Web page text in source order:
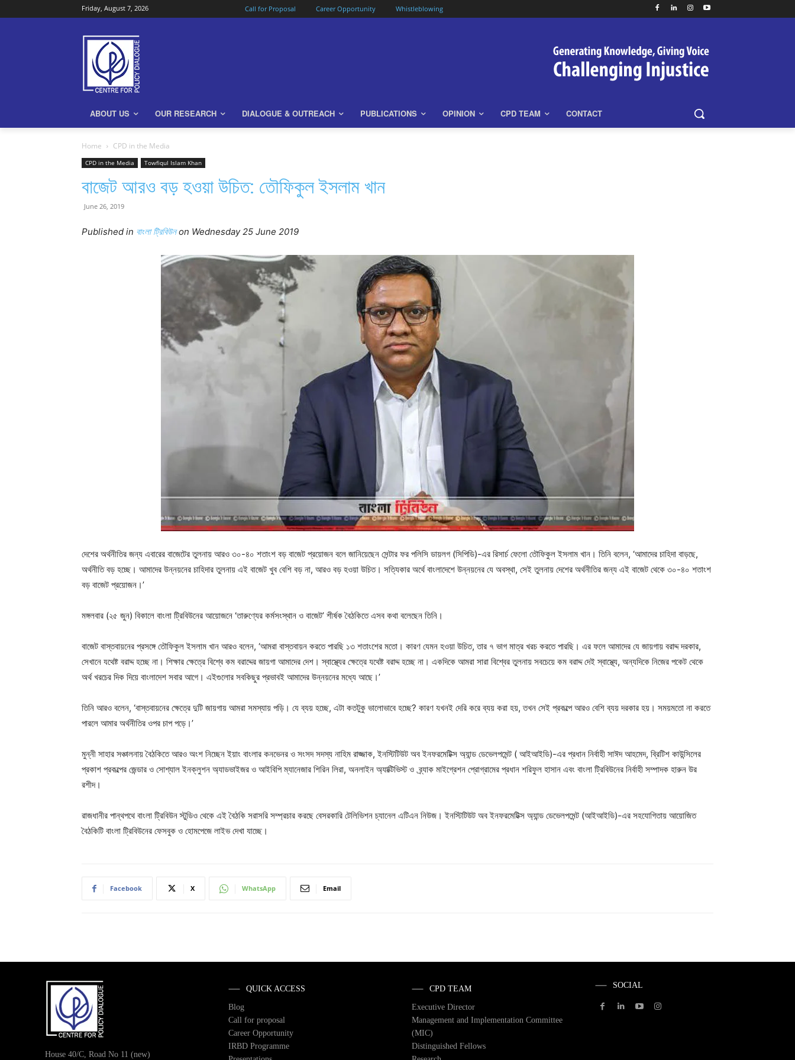
Friday, August 7, 2026 Call for Proposal Career Opportunity Whistleblowing
ABOUT US OUR RESEARCH DIALOGUE & OUTREACH PUBLICATIONS OPINION CPD TEAM CONTACT
Home CPD in the Media
CPD in the Media Towfiqul Islam Khan
বাজেট আরও বড় হওয়া উচিত: তৌফিকুল ইসলাম খান
June 26, 2019
Published in বাংলা ট্রিবিউনon Wednesday 25 June 2019
দেশের অর্থনীতির জন্য এবারের বাজেটের তুলনায় আরও ৩০-৪০ শতাংশ বড় বাজেট প্রয়োজন বলে জানিয়েছেন সেন্টার ফর পলিসি ডায়লগ (সিপিডি)-এর রিসার্চ ফেলো তৌফিকুল ইসলাম খান। তিনি বলেন, ‘আমাদের চাহিদা বাড়ছে,
অর্থনীতি বড় হচ্ছে। আমাদের উন্নয়নের চাহিদার তুলনায় এই বাজেট খুব বেশি বড় না, আরও বড় হওয়া উচিত। সত্যিকার অর্থে বাংলাদেশে উন্নয়নের যে অবস্থা, সেই তুলনায় দেশের অর্থনীতির জন্য এই বাজেট থেকে ৩০-৪০ শতাংশ
বড় বাজেট প্রয়োজন।’
মঙ্গলবার (২৫ জুন) বিকালে বাংলা ট্রিবিউনের আয়োজনে ‘তারুণ্যের কর্মসংস্থান ও বাজেট’ শীর্ষক বৈঠকিতে এসব কথা বলেছেন তিনি।
বাজেট বাস্তবায়নের প্রসঙ্গে তৌফিকুল ইসলাম খান আরও বলেন, ‘আমরা বাস্তবায়ন করতে পারছি ১৩ শতাংশের মতো। কারণ যেমন হওয়া উচিত, তার ৭ ভাগ মাত্র খরচ করতে পারছি। এর ফলে আমাদের যে জায়গায় বরাদ্দ দরকার,
সেখানে যথেষ্ট বরাদ্দ হচ্ছে না। শিক্ষার ক্ষেত্রে বিশ্বে কম বরাদ্দের জায়গা আমাদের দেশ। স্বাস্থ্যের ক্ষেত্রে যথেষ্ট বরাদ্দ হচ্ছে না। একদিকে আমরা সারা বিশ্বের তুলনায় সবচেয়ে কম বরাদ্দ দেই স্বাস্থ্যে, অন্যদিকে নিজের পকেট থেকে
অর্থ খরচের দিক দিয়ে বাংলাদেশ সবার আগে। এইগুলোর সবকিছুর প্রভাবই আমাদের উন্নয়নের মধ্যে আছে।’
তিনি আরও বলেন, ‘বাস্তবায়নের ক্ষেত্রে দুটি জায়গায় আমরা সমস্যায় পড়ি। যে ব্যয় হচ্ছে, এটা কতটুকু ভালোভাবে হচ্ছে? কারণ যখনই দেরি করে ব্যয় করা হয়, তখন সেই প্রকল্পে আরও বেশি ব্যয় দরকার হয়। সময়মতো না করতে
পারলে আমার অর্থনীতির ওপর চাপ পড়ে।’
মুন্নী সাহার সঞ্চালনায় বৈঠকিতে আরও অংশ নিচ্ছেন ইয়াং বাংলার কনভেনর ও সংসদ সদস্য নাহিম রাজ্জাক, ইনস্টিটিউট অব ইনফরমেটিক্স অ্যান্ড ডেভেলপমেন্ট ( আইআইডি)-এর প্রধান নির্বাহী সাঈদ আহমেদ, ব্রিটিশ কাউন্সিলের
প্রকাশ প্রকল্পের জেন্ডার ও সোশ্যাল ইনক্লুশন অ্যাডভাইজর ও আইবিপি ম্যানেজার শিরিন লিরা, অনলাইন অ্যাক্টিভিস্ট ও ব্র্যাক মাইগ্রেশন প্রোগ্রামের প্রধান শরিফুল হাসান এবং বাংলা ট্রিবিউনের নির্বাহী সম্পাদক হারুন উর
রশীদ।
রাজধানীর পান্থপথে বাংলা ট্রিবিউন স্টুডিও থেকে এই বৈঠকি সরাসরি সম্প্রচার করছে বেসরকারি টেলিভিশন চ্যানেল এটিএন নিউজ। ইনস্টিটিউট অব ইনফরমেটিক্স অ্যান্ড ডেভেলপমেন্ট (আইআইডি)-এর সহযোগিতায় আয়োজিত
বৈঠকিটি বাংলা ট্রিবিউনের ফেসবুক ও হোমপেজে লাইভ দেখা যাচ্ছে।
Facebook X WhatsApp Email
House 40/C, Road No 11 (new)
QUICK ACCESS
Blog
Call for proposal
Career Opportunity
IRBD Programme
CPD TEAM
Executive Director
Management and Implementation Committee
(MIC)
Distinguished Fellows
SOCIAL